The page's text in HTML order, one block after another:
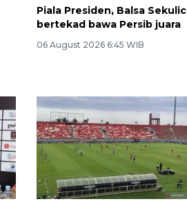
Piala Presiden, Balsa Sekulic
bertekad bawa Persib juara
06 August 2026 6:45 WIB